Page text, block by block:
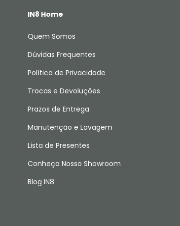
IN8 Home
Quem Somos
Dúvidas Frequentes
Política de Privacidade
Trocas e Devoluções
Prazos de Entrega
Manutenção e Lavagem
Lista de Presentes
Conheça Nosso Showroom
Blog IN8